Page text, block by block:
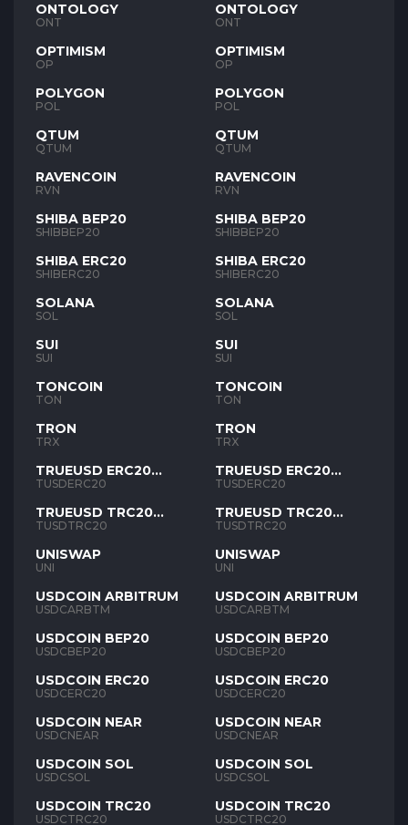
ONTOLOGY
ONT
OPTIMISM
OP
POLYGON
POL
QTUM
QTUM
RAVENCOIN
RVN
SHIBA BEP20
SHIBBEP20
SHIBA ERC20
SHIBERC20
SOLANA
SOL
SUI
SUI
TONCOIN
TON
TRON
TRX
TRUEUSD ERC20
TUSD
TUSDERC20
TRUEUSD TRC20
TUSD
TUSDTRC20
UNISWAP
UNI
USDCOIN ARBITRUM
USDCARBTM
USDCOIN BEP20
USDCBEP20
USDCOIN ERC20
USDCERC20
USDCOIN NEAR
USDCNEAR
USDCOIN SOL
USDCSOL
USDCOIN TRC20
USDCTRC20
ONTOLOGY
ONT
OPTIMISM
OP
POLYGON
POL
QTUM
QTUM
RAVENCOIN
RVN
SHIBA BEP20
SHIBBEP20
SHIBA ERC20
SHIBERC20
SOLANA
SOL
SUI
SUI
TONCOIN
TON
TRON
TRX
TRUEUSD ERC20
TUSD
TUSDERC20
TRUEUSD TRC20
TUSD
TUSDTRC20
UNISWAP
UNI
USDCOIN ARBITRUM
USDCARBTM
USDCOIN BEP20
USDCBEP20
USDCOIN ERC20
USDCERC20
USDCOIN NEAR
USDCNEAR
USDCOIN SOL
USDCSOL
USDCOIN TRC20
USDCTRC20